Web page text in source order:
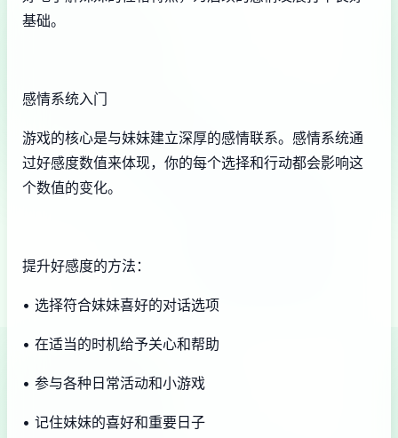
基础。
感情系统入门
游戏的核心是与妹妹建立深厚的感情联系。感情系统通
过好感度数值来体现，你的每个选择和行动都会影响这
个数值的变化。
提升好感度的方法：
• 选择符合妹妹喜好的对话选项
• 在适当的时机给予关心和帮助
• 参与各种日常活动和小游戏
• 记住妹妹的喜好和重要日子